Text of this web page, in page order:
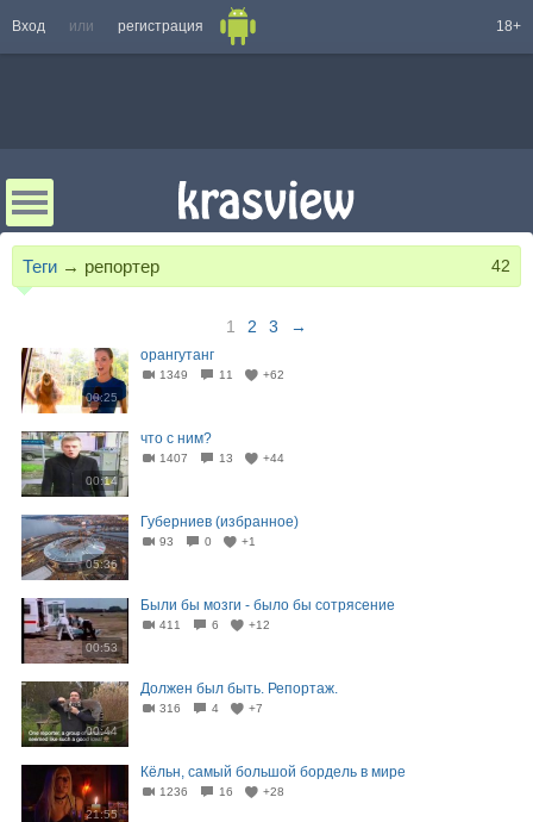
Вход или регистрация 18+
Теги → репортер 42
1 2 3 →
00:25
орангутанг
1349 11 +62
00:14
что с ним?
1407 13 +44
05:36
Губерниев (избранное)
93 0 +1
00:53
Были бы мозги - было бы сотрясение
411 6 +12
00:44
Должен был быть. Репортаж.
316 4 +7
21:55
Кёльн, самый большой бордель в мире
1236 16 +28